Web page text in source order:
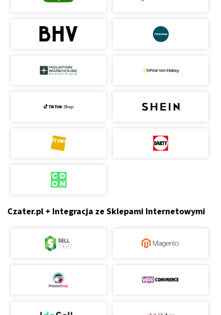
Czater.pl + Integracja ze Sklepami Internetowymi